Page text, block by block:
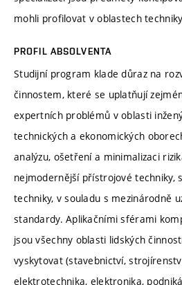
mohli profilovat v oblastech
PROFIL ABSOLVENTA
Studijní program klade důraz na
činnostem, které se uplatňují
expertních problémů v oblasti
technických a ekonomických
analýzu, ošetření a minimalizaci
nejmodernější přístrojové techniky,
techniky, v souladu s mezinárodně
standardy. Aplikačními sférami
jsou všechny oblasti lidských
vyskytovat (stavebnictví,
elektrotechnika, elektronika,